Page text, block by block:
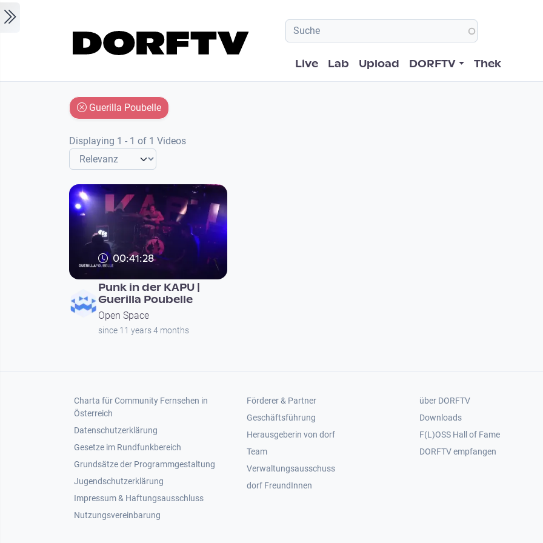
Hauptnavigation
Live Lab Upload DORFTV Thek
Guerilla Poubelle
Displaying 1 - 1 of 1 Videos
00:41:28
Punk in der KAPU |
Guerilla Poubelle
Open Space
since 11 years 4 months
Footer 1
Charta für Community Fernsehen in
Österreich
Datenschutzerklärung
Gesetze im Rundfunkbereich
Grundsätze der Programmgestaltung
Jugendschutzerklärung
Impressum & Haftungsausschluss
Nutzungsvereinbarung
Footer 2
Förderer & Partner
Geschäftsführung
Herausgeberin von dorf
Team
Verwaltungsausschuss
dorf FreundInnen
Footer 3
über DORFTV
Downloads
F(L)OSS Hall of Fame
Footer 4
DORFTV empfangen